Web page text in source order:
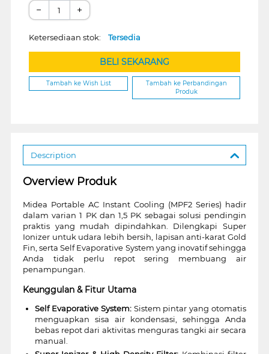
− +
Ketersediaan stok: Tersedia
BELI SEKARANG
Tambah ke Wish List
Tambah ke Perbandingan
Produk
Description
Overview Produk
Midea Portable AC Instant Cooling (MPF2 Series) hadir
dalam varian 1 PK dan 1,5 PK sebagai solusi pendingin
praktis yang mudah dipindahkan. Dilengkapi Super
Ionizer untuk udara lebih bersih, lapisan anti-karat Gold
Fin, serta Self Evaporative System yang inovatif sehingga
Anda tidak perlu repot sering membuang air
penampungan.
Keunggulan & Fitur Utama
Self Evaporative System:Sistem pintar yang otomatis
menguapkan sisa air kondensasi, sehingga Anda
bebas repot dari aktivitas menguras tangki air secara
manual.